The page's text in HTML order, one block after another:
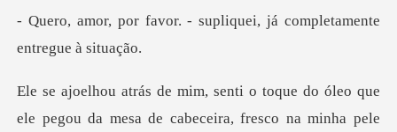
- supliquei, já completa